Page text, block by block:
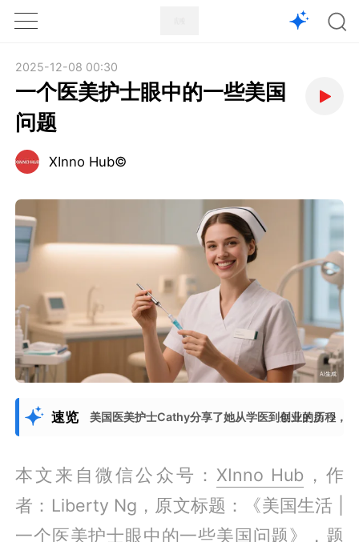
1X
2025-12-08 00:30
一个医美护士眼中的一些美国
问题
XInno Hub©
速览 美国医美护士Cathy分享了她从学医到创业的历程，
展开更多
本文来自微信公众号： XInno Hub ，作
者：Liberty Ng，原文标题：《美国生活 |
一个医美护士眼中的一些美国问题》，题